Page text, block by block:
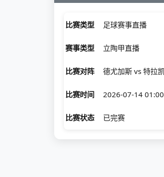
比赛类型 足球赛事直播
赛事类型 立陶甲直播
比赛对阵 德尤加斯 vs 特拉
比赛时间 2026-07-14
比赛状态 已完赛